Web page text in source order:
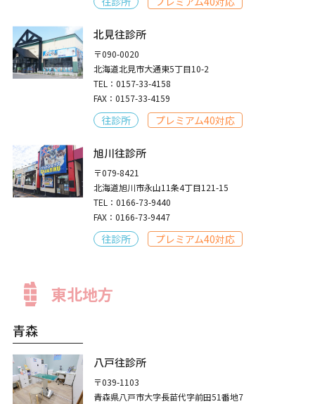
北見往診所
〒090-0020
北海道北見市大通東5丁目10-2
TEL：0157-33-4158
FAX：0157-33-4159
往診所 プレミアム40対応
旭川往診所
〒079-8421
北海道旭川市永山11条4丁目121-15
TEL：0166-73-9440
FAX：0166-73-9447
往診所 プレミアム40対応
東北地方
青森
八戸往診所
〒039-1103
青森県八戸市大字長苗代字前田51番地7